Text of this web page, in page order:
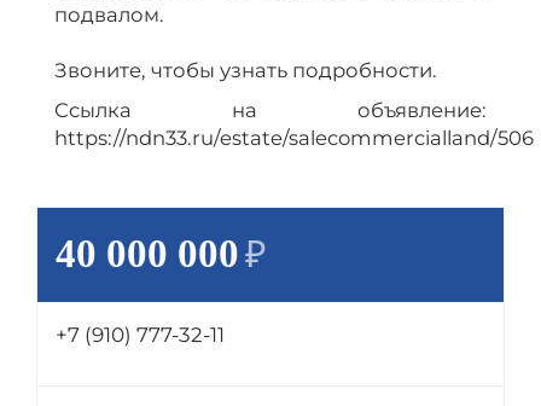
подвалом.
Звоните, чтобы узнать подробности.
Ссылка на объявление:
https://ndn33.ru/estate/salecommercialland/506
40 000 000₽
+7 (910) 777-32-11